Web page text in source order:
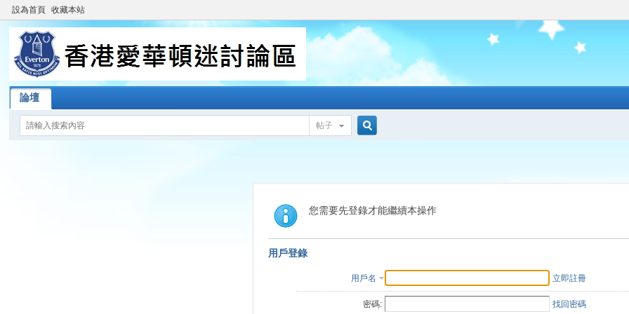
設為首頁 收藏本站
論壇
帖子
索
您需要先登錄才能繼續本操作
用戶登錄
用戶名 立即註冊
密碼: 找回密碼